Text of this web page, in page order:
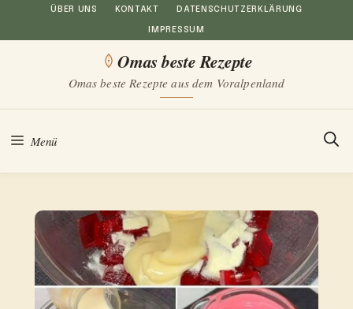
Inhalt
ÜBER UNS KONTAKT DATENSCHUTZERKLÄRUNG
IMPRESSUM
Omas beste Rezepte
Omas beste Rezepte aus dem Voralpenland
Menü